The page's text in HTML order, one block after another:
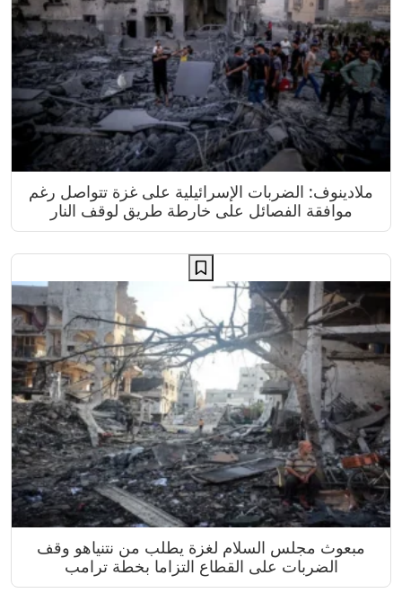
ملادينوف: الضربات الإسرائيلية على غزة تتواصل رغم
موافقة الفصائل على خارطة طريق لوقف النار
مبعوث مجلس السلام لغزة يطلب من نتنياهو وقف
الضربات على القطاع التزاما بخطة ترامب